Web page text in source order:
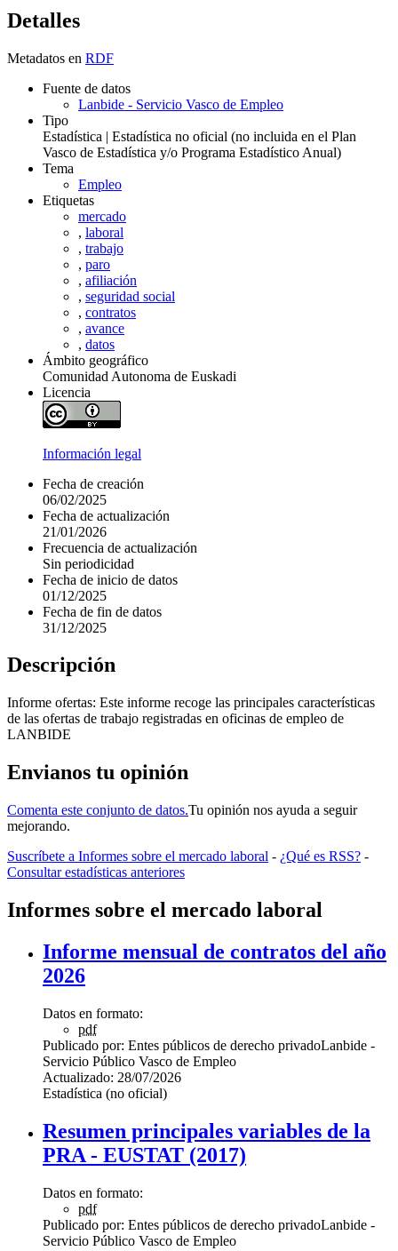
Detalles
Metadatos en RDF
Fuente de datos
Lanbide - Servicio Vasco de Empleo
Tipo
Estadística | Estadística no oficial (no incluida en el Plan
Vasco de Estadística y/o Programa Estadístico Anual)
Tema
Empleo
Etiquetas
mercado
, laboral
, trabajo
, paro
, afiliación
, seguridad social
, contratos
, avance
, datos
Ámbito geográfico
Comunidad Autonoma de Euskadi
Licencia
Información legal
Fecha de creación
06/02/2025
Fecha de actualización
21/01/2026
Frecuencia de actualización
Sin periodicidad
Fecha de inicio de datos
01/12/2025
Fecha de fin de datos
31/12/2025
Descripción
Informe ofertas: Este informe recoge las principales características
de las ofertas de trabajo registradas en oficinas de empleo de
LANBIDE
Envianos tu opinión
Comenta este conjunto de datos.Tu opinión nos ayuda a seguir
mejorando.
Suscríbete a Informes sobre el mercado laboral - ¿Qué es RSS? -
Consultar estadísticas anteriores
Informes sobre el mercado laboral
Informe mensual de contratos del año
2026
Datos en formato:
pdf
Publicado por: Entes públicos de derecho privadoLanbide -
Servicio Público Vasco de Empleo
Actualizado: 28/07/2026
Estadística (no oficial)
Resumen principales variables de la
PRA - EUSTAT (2017)
Datos en formato:
pdf
Publicado por: Entes públicos de derecho privadoLanbide -
Servicio Público Vasco de Empleo